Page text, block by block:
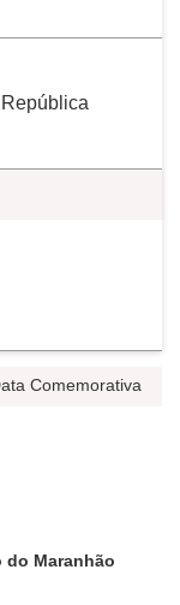
Comemorativa
do Maranhão